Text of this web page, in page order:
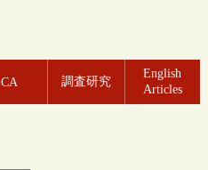
CA 調査研究
English
Articles